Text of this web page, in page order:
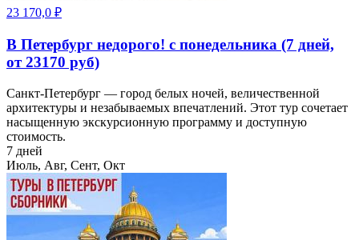
23 170,0 ₽
В Петербург недорого! с понедельника (7 дней,
от 23170 руб)
Санкт-Петербург — город белых ночей, величественной
архитектуры и незабываемых впечатлений. Этот тур сочетает
насыщенную экскурсионную программу и доступную
стоимость.
7 дней
Июль, Авг, Сент, Окт